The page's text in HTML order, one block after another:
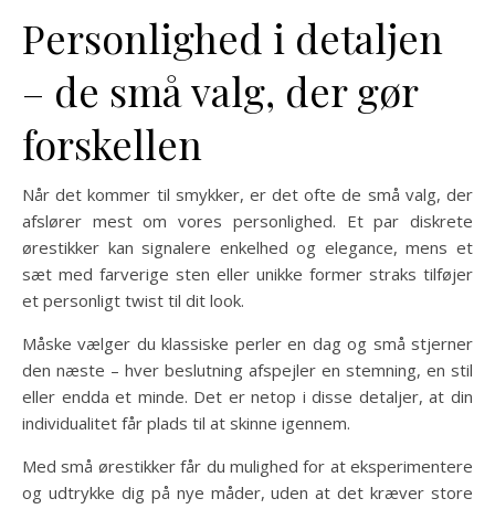
Personlighed i detaljen
– de små valg, der gør
forskellen
Når det kommer til smykker, er det ofte de små valg, der
afslører mest om vores personlighed. Et par diskrete
ørestikker kan signalere enkelhed og elegance, mens et
sæt med farverige sten eller unikke former straks tilføjer
et personligt twist til dit look.
Måske vælger du klassiske perler en dag og små stjerner
den næste – hver beslutning afspejler en stemning, en stil
eller endda et minde. Det er netop i disse detaljer, at din
individualitet får plads til at skinne igennem.
Med små ørestikker får du mulighed for at eksperimentere
og udtrykke dig på nye måder, uden at det kræver store